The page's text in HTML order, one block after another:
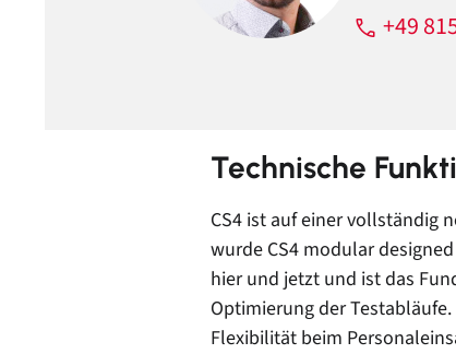
+49
Technische
CS4 ist auf einer vollständig
wurde CS4 modular
hier und jetzt und ist das
Optimierung der
Flexibilität beim